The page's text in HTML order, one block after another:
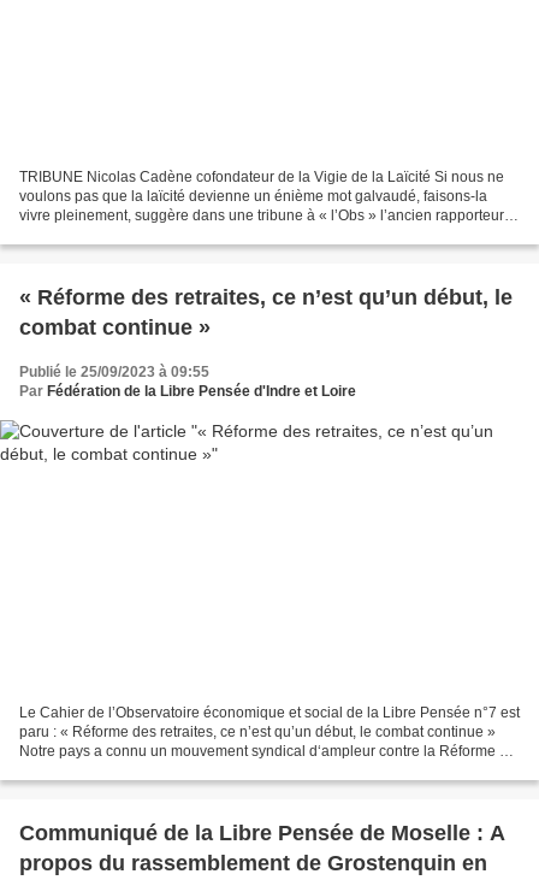
TRIBUNE Nicolas Cadène cofondateur de la Vigie de la Laïcité Si nous ne
voulons pas que la laïcité devienne un énième mot galvaudé, faisons-la
vivre pleinement, suggère dans une tribune à « l’Obs » l’ancien rapporteur
« Réforme des retraites, ce n’est qu’un début, le
combat continue »
Publié le 25/09/2023 à 09:55
Par Fédération de la Libre Pensée d'Indre et Loire
Le Cahier de l’Observatoire économique et social de la Libre Pensée n°7 est
paru : « Réforme des retraites, ce n’est qu’un début, le combat continue »
Notre pays a connu un mouvement syndical d‘ampleur contre la Réforme de
Communiqué de la Libre Pensée de Moselle : A
propos du rassemblement de Grostenquin en